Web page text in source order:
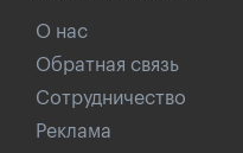
О нас
Обратная связь
Сотрудничество
Реклама